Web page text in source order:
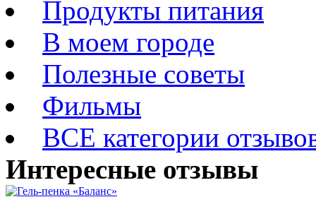
Продукты питания
В моем городе
Полезные советы
Фильмы
ВСЕ категории
Интересные отзывы